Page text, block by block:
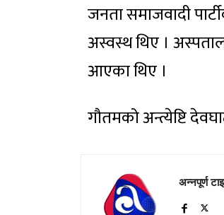
जनता समाजवादी
अस्वस्थ थिए ।
आएका थिए ।
गौतमको अन्त्येष्टि
अन्नपूर्ण